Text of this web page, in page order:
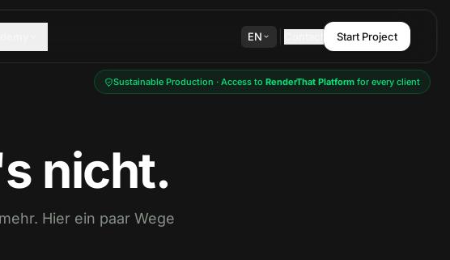
EN Start Project
Sustainable Production · Access to RenderThat Platform for every client
nicht.
Hier ein paar Wege